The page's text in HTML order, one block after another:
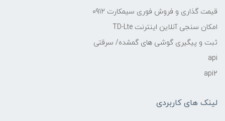
قیمت گذاری و فروش فوری سیمکارت 0912
امکان سنجی آنلاین اینترنت TD-Lte
ثبت و پیگیری گوشی های گمشده/ سرقتی
api
api2
لینک های کاربردی